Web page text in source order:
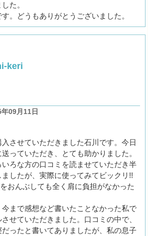
た。
。どうもありがとうございました。
keri
09月11日
させていただきました石川です。今日
っていただき、とても助かりました。
ろな方の口コミを読ませていただき半
したが、実際に使ってみてビックリ!!
おんぶしても全く肩に負担がなかった
まで感想など書いたことなかった私で
せていただきました。口コミの中で、
ったと書いてありましたが、私の息子